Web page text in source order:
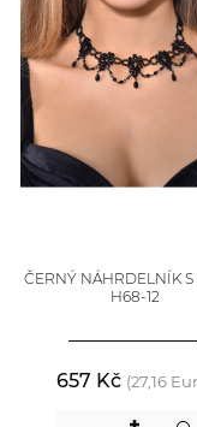
ČERNÝ NÁHRDELNÍK S
H68-12
657 Kč (27,16